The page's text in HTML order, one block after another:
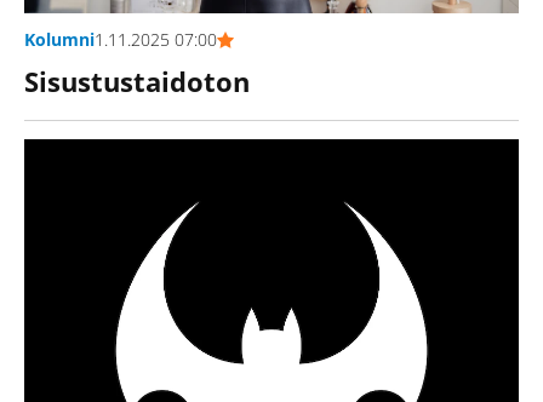
Kolumni1.11.2025 07:00
Sisustustaidoton